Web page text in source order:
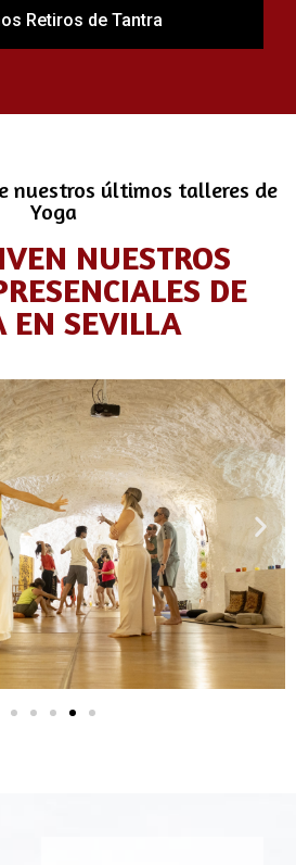
Retiros de Tantra
nuestros últimos talleres de
Yoga
NUESTROS
DE
EN SEVILLA